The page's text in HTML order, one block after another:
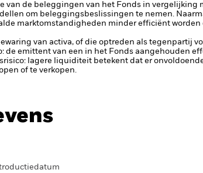
van de beleggingen van het Fonds in vergelijking
om beleggingsbeslissingen te nemen.
marktomstandigheden minder efficiënt worden
van activa, of die optreden als tegenpartij
de emittent van een in het Fonds aangehouden
lagere liquiditeit betekent dat er
of te verkopen.